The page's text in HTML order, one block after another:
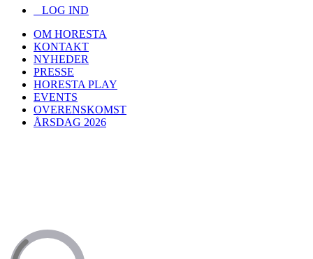
LOG IND
OM HORESTA
KONTAKT
NYHEDER
PRESSE
HORESTA PLAY
EVENTS
OVERENSKOMST
ÅRSDAG 2026